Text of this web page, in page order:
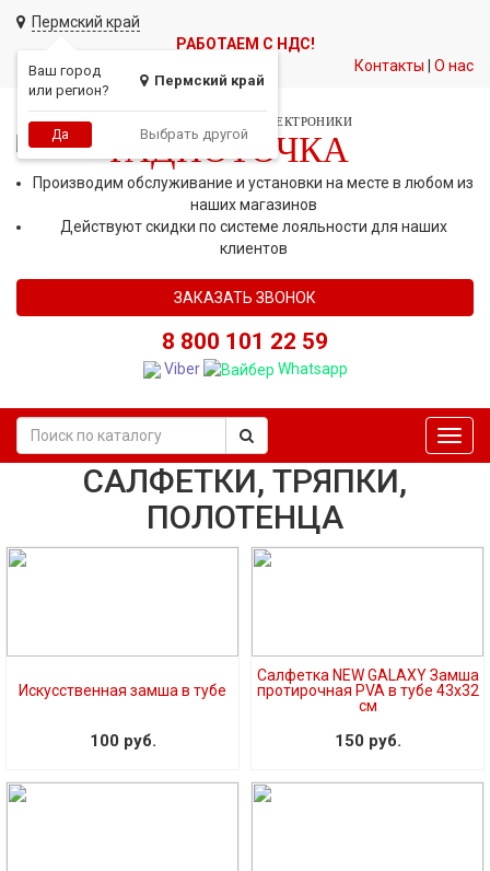
Пермский край
Ваш город
или регион?
Пермский край
Да Выбрать другой
РАБОТАЕМ С НДС!
Контакты
О нас
СЕТЬ МАГАЗИНОВ АВТОЭЛЕКТРОНИКИ
РАДИОТОЧКА
Производим обслуживание и установки на месте в любом из
наших магазинов
Действуют скидки по системе лояльности для наших
клиентов
ЗАКАЗАТЬ ЗВОНОК
8 800 101 22 59
Viber Whatsapp
САЛФЕТКИ, ТРЯПКИ,
ПОЛОТЕНЦА
Искусственная замша в тубе
100 руб.
Салфетка NEW GALAXY Замша
протирочная PVA в тубе 43x32
см
150 руб.